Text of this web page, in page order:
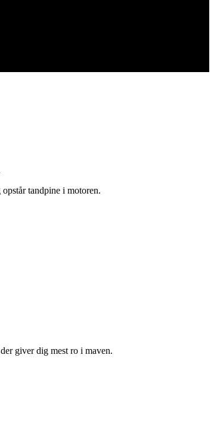
tandpine i motoren.
giver dig mest ro i maven.